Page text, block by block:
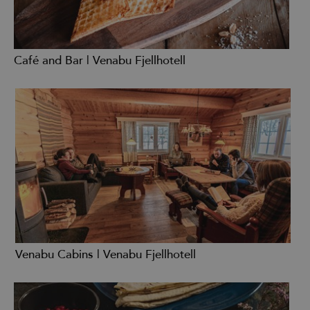
Café and Bar | Venabu Fjellhotell
Venabu Cabins | Venabu Fjellhotell